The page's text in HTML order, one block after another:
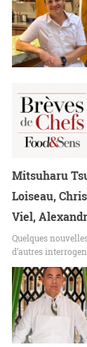
Mitsuharu
Loiseau,
Viel,
Quelques
d’autres